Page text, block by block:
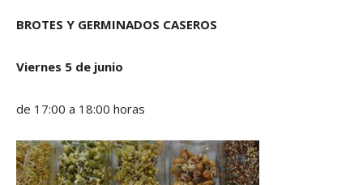
BROTES Y GERMINADOS CASEROS
Viernes 5 de junio
de 17:00 a 18:00 horas